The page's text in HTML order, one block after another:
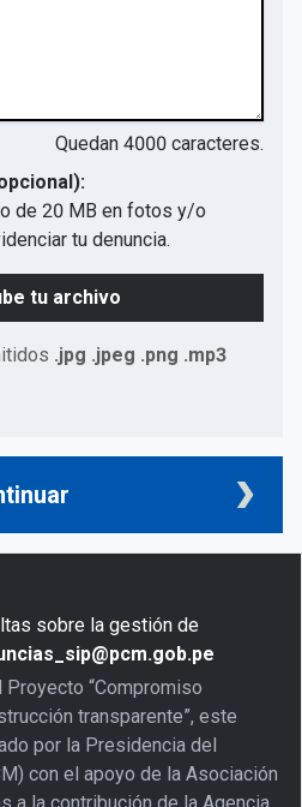
Quedan 4000 caracteres.
de 20 MB en fotos y/o
tu denuncia.
tu archivo
.jpg .jpeg .png .mp3
sobre la gestión de
“Compromiso
transparente”, este
por la Presidencia del
con el apoyo de la Asociación